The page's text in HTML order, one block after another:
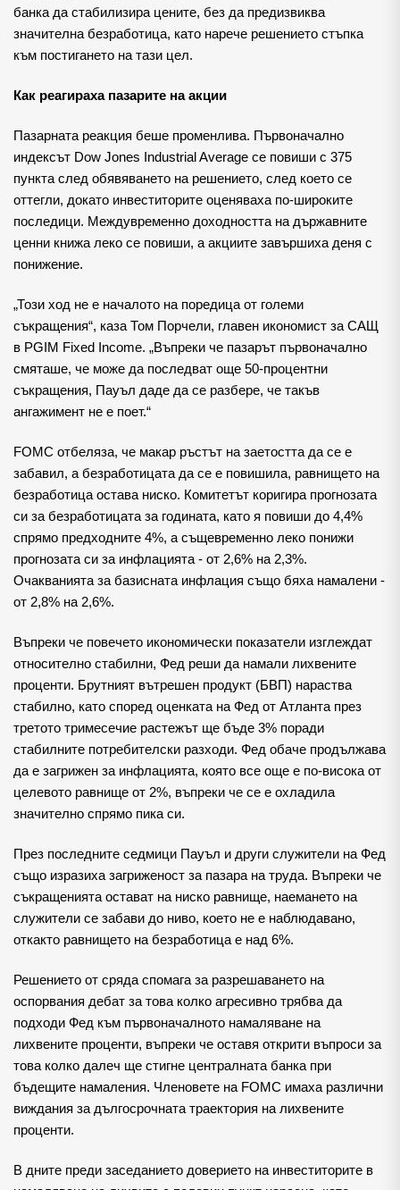
банка да стабилизира цените, без да предизвиква
значителна безработица, като нарече решението стъпка
към постигането на тази цел.
Как реагираха пазарите на акции
Пазарната реакция беше променлива. Първоначално
индексът Dow Jones Industrial Average се повиши с 375
пункта след обявяването на решението, след което се
оттегли, докато инвеститорите оценяваха по-широките
последици. Междувременно доходността на държавните
ценни книжа леко се повиши, а акциите завършиха деня с
понижение.
„Този ход не е началото на поредица от големи
съкращения“, каза Том Порчели, главен икономист за САЩ
в PGIM Fixed Income. „Въпреки че пазарът първоначално
смяташе, че може да последват още 50-процентни
съкращения, Пауъл даде да се разбере, че такъв
ангажимент не е поет.“
FOMC отбеляза, че макар ръстът на заетостта да се е
забавил, а безработицата да се е повишила, равнището на
безработица остава ниско. Комитетът коригира прогнозата
си за безработицата за годината, като я повиши до 4,4%
спрямо предходните 4%, а същевременно леко понижи
прогнозата си за инфлацията - от 2,6% на 2,3%.
Очакванията за базисната инфлация също бяха намалени -
от 2,8% на 2,6%.
Въпреки че повечето икономически показатели изглеждат
относително стабилни, Фед реши да намали лихвените
проценти. Брутният вътрешен продукт (БВП) нараства
стабилно, като според оценката на Фед от Атланта през
третото тримесечие растежът ще бъде 3% поради
стабилните потребителски разходи. Фед обаче продължава
да е загрижен за инфлацията, която все още е по-висока от
целевото равнище от 2%, въпреки че се е охладила
значително спрямо пика си.
През последните седмици Пауъл и други служители на Фед
също изразиха загриженост за пазара на труда. Въпреки че
съкращенията остават на ниско равнище, наемането на
служители се забави до ниво, което не е наблюдавано,
откакто равнището на безработица е над 6%.
Решението от сряда спомага за разрешаването на
оспорвания дебат за това колко агресивно трябва да
подходи Фед към първоначалното намаляване на
лихвените проценти, въпреки че оставя открити въпроси за
това колко далеч ще стигне централната банка при
бъдещите намаления. Членовете на FOMC имаха различни
виждания за дългосрочната траектория на лихвените
проценти.
В дните преди заседанието доверието на инвеститорите в